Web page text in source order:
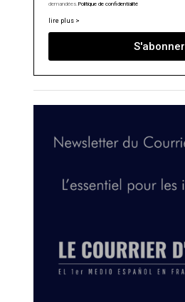
demandées.Politique de confidentialité
lire plus >
S'abonner